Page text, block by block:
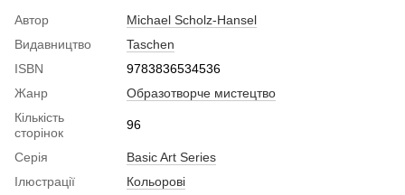
Автор
Michael Scholz-Hansel
Видавництво
Taschen
ISBN
9783836534536
Жанр
Образотворче мистецтво
Кількість
сторінок
96
Серія
Basic Art Series
Ілюстрації
Кольорові